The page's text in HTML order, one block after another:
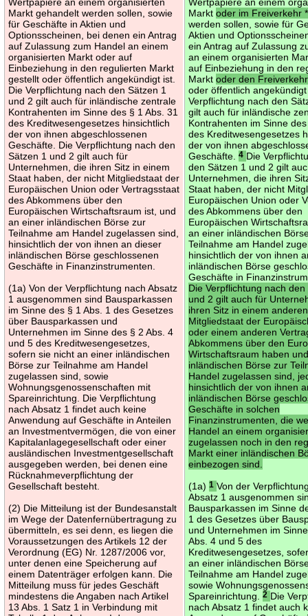
Markt gehandelt werden sollen, sowie
für Geschäfte in Aktien und
Optionsscheinen, bei denen ein Antrag
auf Zulassung zum Handel an einem
organisierten Markt oder auf
Einbeziehung in den regulierten Markt
gestellt oder öffentlich angekündigt ist.
Die Verpflichtung nach den Sätzen 1
und 2 gilt auch für inländische zentrale
Kontrahenten im Sinne des § 1 Abs. 31
des Kreditwesengesetzes hinsichtlich
der von ihnen abgeschlossenen
Geschäfte. Die Verpflichtung nach den
Sätzen 1 und 2 gilt auch für
Unternehmen, die ihren Sitz in einem
Staat haben, der nicht Mitgliedstaat der
Europäischen Union oder Vertragsstaat
des Abkommens über den
Europäischen Wirtschaftsraum ist, und
an einer inländischen Börse zur
Teilnahme am Handel zugelassen sind,
hinsichtlich der von ihnen an dieser
inländischen Börse geschlossenen
Geschäfte in Finanzinstrumenten.
(1a) Von der Verpflichtung nach Absatz
1 ausgenommen sind Bausparkassen
im Sinne des § 1 Abs. 1 des Gesetzes
über Bausparkassen und
Unternehmen im Sinne des § 2 Abs. 4
und 5 des Kreditwesengesetzes,
sofern sie nicht an einer inländischen
Börse zur Teilnahme am Handel
zugelassen sind, sowie
Wohnungsgenossenschaften mit
Spareinrichtung. Die Verpflichtung
nach Absatz 1 findet auch keine
Anwendung auf Geschäfte in Anteilen
an Investmentvermögen, die von einer
Kapitalanlagegesellschaft oder einer
ausländischen Investmentgesellschaft
ausgegeben werden, bei denen eine
Rücknahmeverpflichtung der
Gesellschaft besteht.
(2) Die Mitteilung ist der Bundesanstalt
im Wege der Datenfernübertragung zu
übermitteln, es sei denn, es liegen die
Voraussetzungen des Artikels 12 der
Verordnung (EG) Nr. 1287/2006 vor,
unter denen eine Speicherung auf
einem Datenträger erfolgen kann. Die
Mitteilung muss für jedes Geschäft
mindestens die Angaben nach Artikel
13 Abs. 1 Satz 1 in Verbindung mit
Marktoder im Freiverkehr
werden sollen, sowie für
Aktien und
ein Antrag auf Zulassung
an einem organisierten
auf Einbeziehung in den
Marktoder den
oder öffentlich
Verpflichtung nach den
gilt auch für inländische
Kontrahenten im Sinne
des Kreditwesengesetzes
der von ihnen
Geschäfte.4 Die
den Sätzen 1 und 2 gilt
Unternehmen, die ihren
Staat haben, der nicht
Europäischen Union oder
des Abkommens über den
Europäischen
an einer inländischen
Teilnahme am Handel
hinsichtlich der von ihnen
inländischen Börse
Geschäfte in
Die Verpflichtung nach
und 2 gilt auch für
ihren Sitz in einem anderen
Mitgliedstaat der
oder einem anderen
Abkommens über den
Wirtschaftsraum haben
inländischen Börse zur
Handel zugelassen sind,
hinsichtlich der von ihnen
inländischen Börse
Geschäfte in solchen
Finanzinstrumenten, die
Handel an einem
zugelassen noch in den
Markt einer inländischen
einbezogen sind.
(1a)1 Von der
Absatz 1 ausgenommen
Bausparkassen im Sinne
1 des Gesetzes über
und Unternehmen im
Abs. 4 und 5 des
Kreditwesengesetzes,
an einer inländischen
Teilnahme am Handel
sowie
Spareinrichtung.2 Die
nach Absatz 1 findet auch